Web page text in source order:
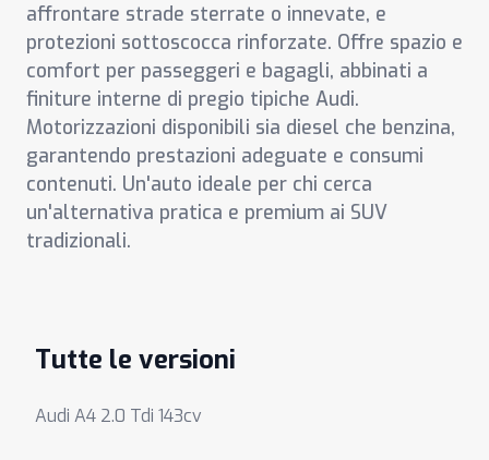
affrontare strade sterrate o innevate, e
protezioni sottoscocca rinforzate. Offre spazio e
comfort per passeggeri e bagagli, abbinati a
finiture interne di pregio tipiche Audi.
Motorizzazioni disponibili sia diesel che benzina,
garantendo prestazioni adeguate e consumi
contenuti. Un'auto ideale per chi cerca
un'alternativa pratica e premium ai SUV
tradizionali.
Tutte le versioni
Audi A4 2.0 Tdi 143cv